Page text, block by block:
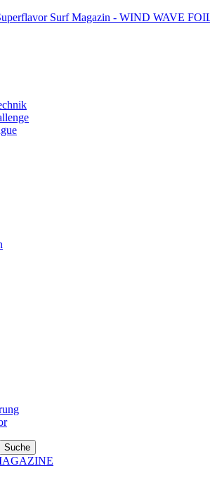
Surf Magazin - WIND WAVE